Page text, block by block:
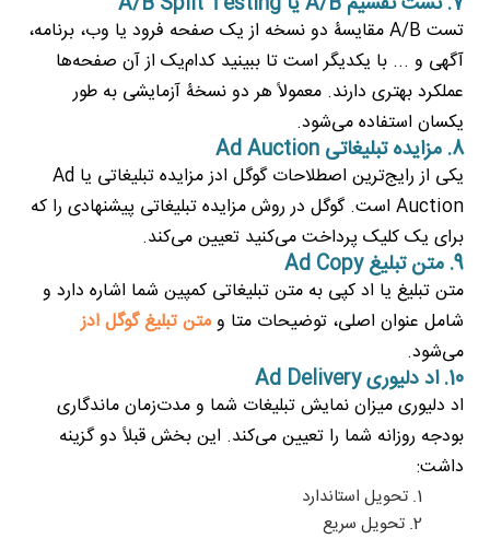
تست A/B مقایسۀ دو نسخه از یک صفحه فرود یا وب، برنامه،
آگهی و ... با یکدیگر است تا ببینید کدام‌یک از آن‌ صفحه‌ها
عملکرد بهتری دارند. معمولاً هر دو نسخۀ آزمایشی به طور
یکسان استفاده می‌شود.
8. مزایده تبلیغاتی Ad Auction
یکی از رایج‌ترین اصطلاحات گوگل ادز مزایده تبلیغاتی یا Ad
Auction است. گوگل در روش مزایده تبلیغاتی پیشنهادی را که
برای یک کلیک پرداخت می‌کنید تعیین می‌کند.
9. متن تبلیغ Ad Copy
متن تبلیغ یا اد کپی به متن تبلیغاتی کمپین شما اشاره دارد و
شامل عنوان اصلی، توضیحات متا ومتن تبلیغ گوگل ادز
می‌شود.
10. اد دلیوری Ad Delivery
اد دلیوری میزان نمایش تبلیغات شما و مدت‌زمان ماندگاری
بودجه روزانه شما را تعیین می‌کند. این بخش قبلاً دو گزینه
داشت:
تحویل استاندارد
تحویل سریع